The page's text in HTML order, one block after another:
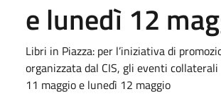
e lunedì 12
Libri in Piazza: per l’iniziativa di
organizzata dal CIS, gli eventi
11 maggio e lunedì 12 maggio